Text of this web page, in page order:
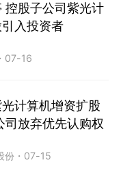
控股子公司紫光计
入投资者
・ 07-16
计算机增资扩股
司放弃优先认购权
份 ・ 07-15